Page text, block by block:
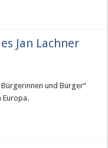
Jan Lachner
und Bürger“
Europa.